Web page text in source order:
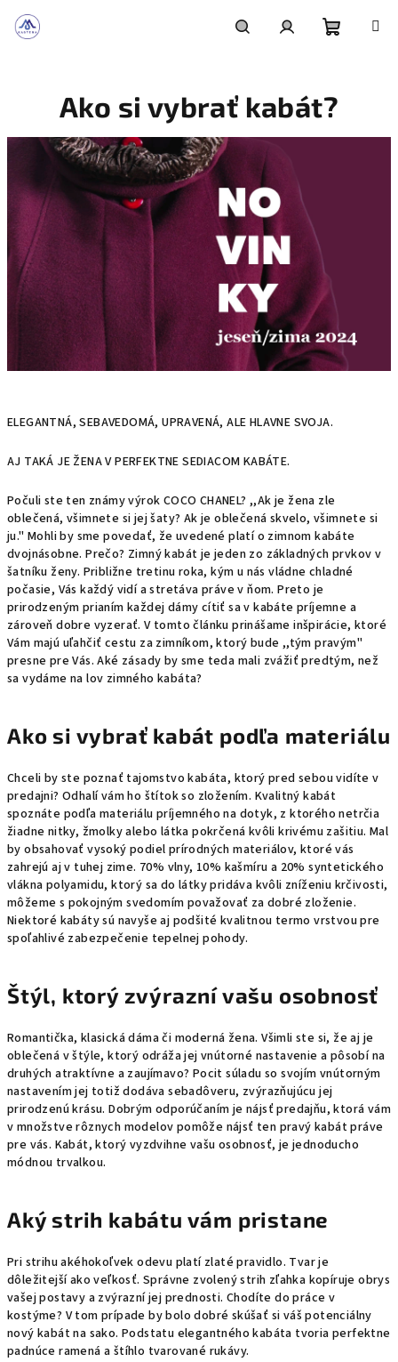
obsah
košík
Ako si vybrať kabát?
ELEGANTNÁ, SEBAVEDOMÁ, UPRAVENÁ, ALE HLAVNE SVOJA.
AJ TAKÁ JE ŽENA V PERFEKTNE SEDIACOM KABÁTE.
Počuli ste ten známy výrok COCO CHANEL? ,,Ak je žena zle
oblečená, všimnete si jej šaty? Ak je oblečená skvelo, všimnete si
ju." Mohli by sme povedať, že uvedené platí o zimnom kabáte
dvojnásobne. Prečo? Zimný kabát je jeden zo základných prvkov v
šatníku ženy. Približne tretinu roka, kým u nás vládne chladné
počasie, Vás každý vidí a stretáva práve v ňom. Preto je
prirodzeným prianím každej dámy cítiť sa v kabáte príjemne a
zároveň dobre vyzerať. V tomto článku prinášame inšpirácie, ktoré
Vám majú uľahčiť cestu za zimníkom, ktorý bude ,,tým pravým"
presne pre Vás. Aké zásady by sme teda mali zvážiť predtým, než
sa vydáme na lov zimného kabáta?
Ako si vybrať kabát podľa materiálu
Chceli by ste poznať tajomstvo kabáta, ktorý pred sebou vidíte v
predajni? Odhalí vám ho štítok so zložením. Kvalitný kabát
spoznáte podľa materiálu príjemného na dotyk, z ktorého netrčia
žiadne nitky, žmolky alebo látka pokrčená kvôli krivému zašitiu. Mal
by obsahovať vysoký podiel prírodných materiálov, ktoré vás
zahrejú aj v tuhej zime. 70% vlny, 10% kašmíru a 20% syntetického
vlákna polyamidu, ktorý sa do látky pridáva kvôli zníženiu krčivosti,
môžeme s pokojným svedomím považovať za dobré zloženie.
Niektoré kabáty sú navyše aj podšité kvalitnou termo vrstvou pre
spoľahlivé zabezpečenie tepelnej pohody.
Štýl, ktorý zvýrazní vašu osobnosť
Romantička, klasická dáma či moderná žena. Všimli ste si, že aj je
oblečená v štýle, ktorý odráža jej vnútorné nastavenie a pôsobí na
druhých atraktívne a zaujímavo? Pocit súladu so svojím vnútorným
nastavením jej totiž dodáva sebadôveru, zvýrazňujúcu jej
prirodzenú krásu. Dobrým odporúčaním je nájsť predajňu, ktorá vám
v množstve rôznych modelov pomôže nájsť ten pravý kabát práve
pre vás. Kabát, ktorý vyzdvihne vašu osobnosť, je jednoducho
módnou trvalkou.
Aký strih kabátu vám pristane
Pri strihu akéhokoľvek odevu platí zlaté pravidlo. Tvar je
dôležitejší ako veľkosť. Správne zvolený strih zľahka kopíruje obrys
vašej postavy a zvýrazní jej prednosti. Chodíte do práce v
kostýme? V tom prípade by bolo dobré skúšať si váš potenciálny
nový kabát na sako. Podstatu elegantného kabáta tvoria perfektne
padnúce ramená a štíhlo tvarované rukávy.